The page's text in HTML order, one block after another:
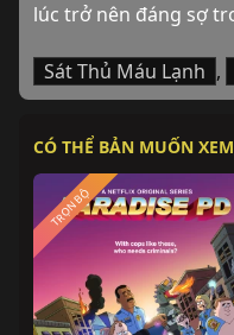
lúc trở nên đáng sợ
Sát Thủ Máu Lạnh ,
CÓ THỂ BẢN MUỐN XEM
TRỌN BỘ